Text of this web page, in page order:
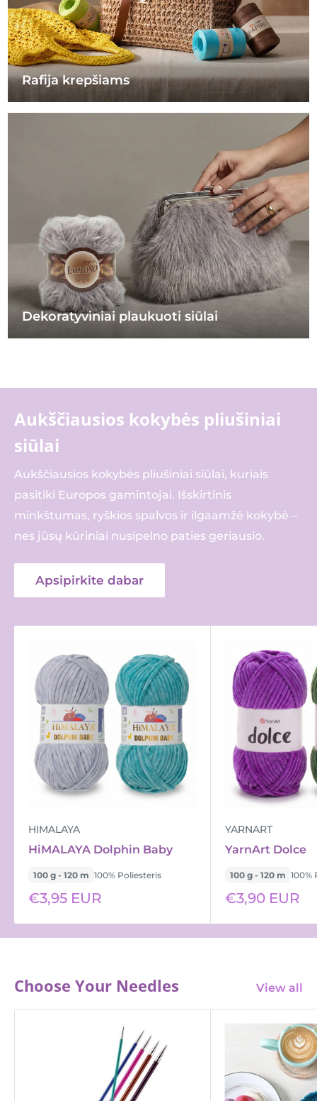
Rafija krepšiams
Dekoratyviniai plaukuoti siūlai
Aukščiausios kokybės pliušiniai
siūlai
Aukščiausios kokybės pliušiniai siūlai, kuriais
pasitiki Europos gamintojai. Išskirtinis
minkštumas, ryškios spalvos ir ilgaamžė kokybė –
nes jūsų kūriniai nusipelno paties geriausio.
Apsipirkite dabar
HIMALAYA
HiMALAYA Dolphin Baby
100 g - 120 m 100% Poliesteris
Išpardavimo
€3,95 EUR
YARNART
YarnArt Dolce
100 g - 120 m 100%
Išpardavimo
€3,90 EUR
Choose Your Needles View all